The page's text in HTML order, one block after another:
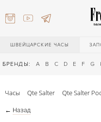
ШВЕЙЦАРСКИЕ ЧАСЫ
БРЕНДЫ: A B C D E F G
Часы Qte Salter Qte Salter
← Назад